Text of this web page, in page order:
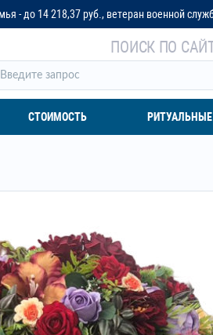
ветеран военной службы - до 32 042
ПОИСК ПО
СТОИМОСТЬ